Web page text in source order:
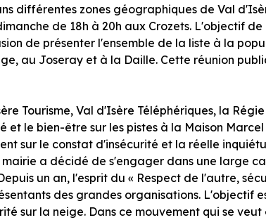
différentes zones géographiques de Val
de 18h à 20h aux Crozets. L'objectif
de présenter l'ensemble de la liste à la
au Joseray et à la Daille. Cette réunion
Tourisme, Val d'Isère Téléphériques, la
et le bien-être sur les pistes à la Maison
sur le constat d'insécurité et la réelle
a décidé de s'engager dans une large
un an, l'esprit du « Respect de l'autre,
des grandes organisations. L'objectif
sur la neige. Dans ce mouvement qui se